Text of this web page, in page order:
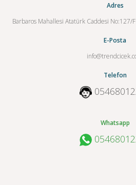
Adres
Barbaros Mahallesi Atatürk Caddesi No:127/
E-Posta
Telefon
Whatsapp